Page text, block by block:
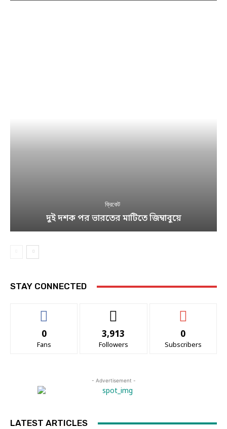
ক্রিকেট
দুই দশক পর ভারতের মাটিতে জিম্বাবুয়ে
STAY CONNECTED
0
Fans
3,913
Followers
0
Subscribers
- Advertisement -
LATEST ARTICLES